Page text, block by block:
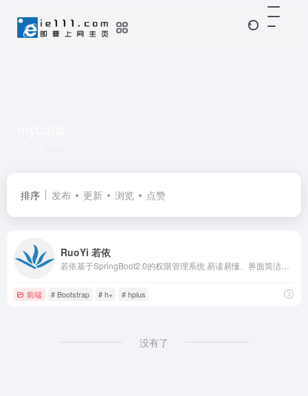
排序 发布 更新 浏览 点赞
RuoYi 若依
前端 # Bootstrap # h+ # hplus
没有了